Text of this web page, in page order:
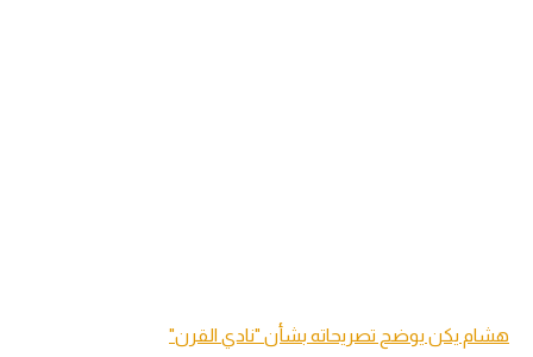
هشام يكن يوضح تصريحاته بشأن "نادي القرن"